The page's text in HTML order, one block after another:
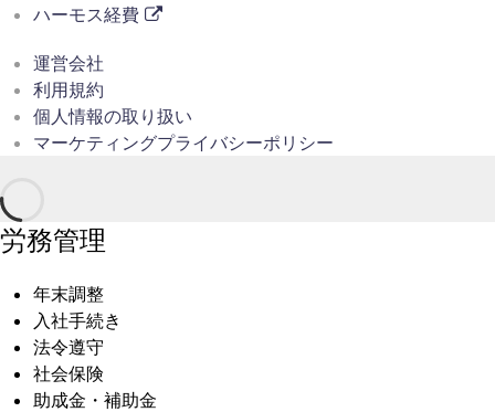
ハーモス経費
運営会社
利用規約
個人情報の取り扱い
マーケティングプライバシーポリシー
労務管理
年末調整
入社手続き
法令遵守
社会保険
助成金・補助金